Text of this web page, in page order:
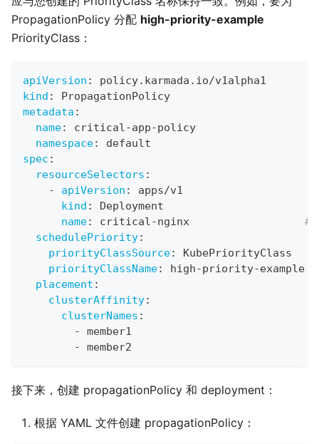
PropagationPolicy 分配 high-priority-example
PriorityClass：
apiVersion :
policy.karmada.io/v1alpha1
kind :
PropagationPolicy
metadata :
name: critical-app-policy
namespace:
default
spec :
resourceSelectors :
-
apiVersion :
apps/v1
kind :
Deployment
name: critical-nginx #
schedulePriority:
priorityClassSource:
KubePriorityClass
priorityClassName: high-priority-
placement :
clusterAffinity:
clusterNames :
-
member1
-
member2
接下来，创建 propagationPolicy 和 deployment：
根据 YAML 文件创建 propagationPolicy：